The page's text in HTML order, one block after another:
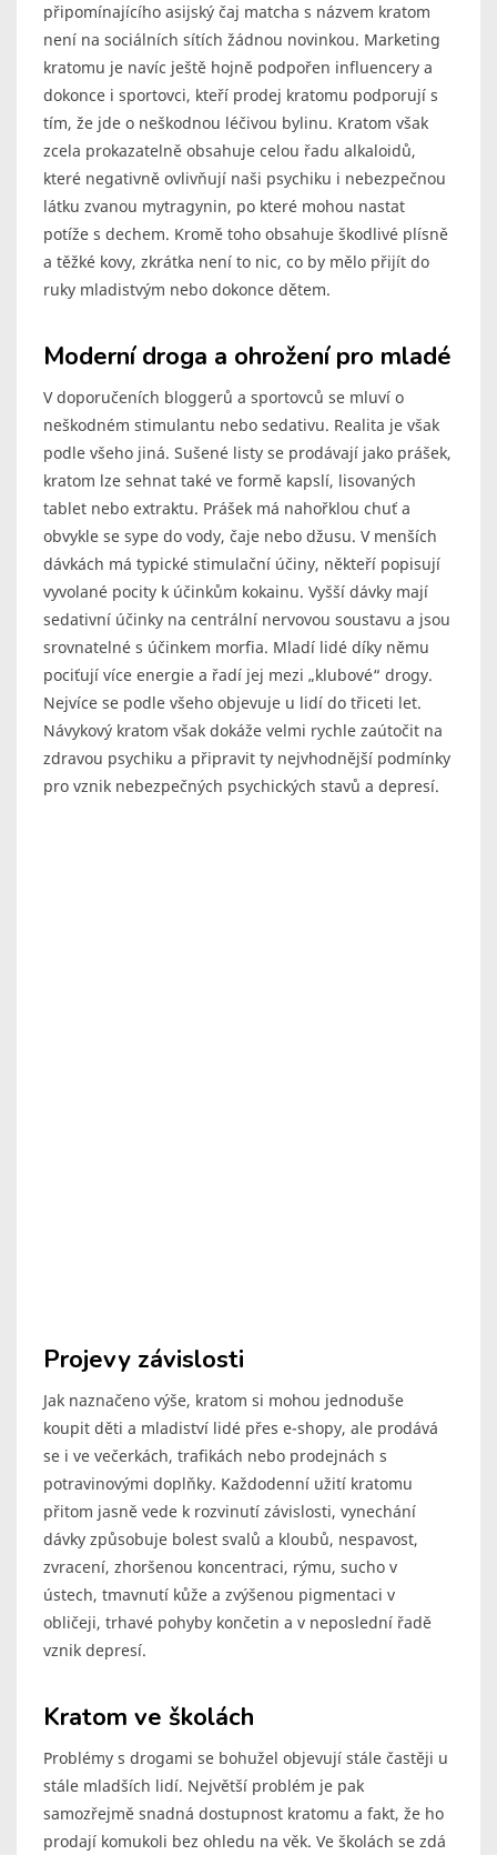
připomínajícího asijský čaj matcha s názvem kratom
není na sociálních sítích žádnou novinkou. Marketing
kratomu je navíc ještě hojně podpořen influencery a
dokonce i sportovci, kteří prodej kratomu podporují s
tím, že jde o neškodnou léčivou bylinu. Kratom však
zcela prokazatelně obsahuje celou řadu alkaloidů,
které negativně ovlivňují naši psychiku i nebezpečnou
látku zvanou mytragynin, po které mohou nastat
potíže s dechem. Kromě toho obsahuje škodlivé plísně
a těžké kovy, zkrátka není to nic, co by mělo přijít do
ruky mladistvým nebo dokonce dětem.
Moderní droga a ohrožení pro mladé
V doporučeních bloggerů a sportovců se mluví o
neškodném stimulantu nebo sedativu. Realita je však
podle všeho jiná. Sušené listy se prodávají jako prášek,
kratom lze sehnat také ve formě kapslí, lisovaných
tablet nebo extraktu. Prášek má nahořklou chuť a
obvykle se sype do vody, čaje nebo džusu. V menších
dávkách má typické stimulační účiny, někteří popisují
vyvolané pocity k účinkům kokainu. Vyšší dávky mají
sedativní účinky na centrální nervovou soustavu a jsou
srovnatelné s účinkem morfia. Mladí lidé díky němu
pociťují více energie a řadí jej mezi „klubové“ drogy.
Nejvíce se podle všeho objevuje u lidí do třiceti let.
Návykový kratom však dokáže velmi rychle zaútočit na
zdravou psychiku a připravit ty nejvhodnější podmínky
pro vznik nebezpečných psychických stavů a depresí.
Projevy závislosti
Jak naznačeno výše, kratom si mohou jednoduše
koupit děti a mladiství lidé přes e-shopy, ale prodává
se i ve večerkách, trafikách nebo prodejnách s
potravinovými doplňky. Každodenní užití kratomu
přitom jasně vede k rozvinutí závislosti, vynechání
dávky způsobuje bolest svalů a kloubů, nespavost,
zvracení, zhoršenou koncentraci, rýmu, sucho v
ústech, tmavnutí kůže a zvýšenou pigmentaci v
obličeji, trhavé pohyby končetin a v neposlední řadě
vznik depresí.
Kratom ve školách
Problémy s drogami se bohužel objevují stále častěji u
stále mladších lidí. Největší problém je pak
samozřejmě snadná dostupnost kratomu a fakt, že ho
prodají komukoli bez ohledu na věk. Ve školách se zdá